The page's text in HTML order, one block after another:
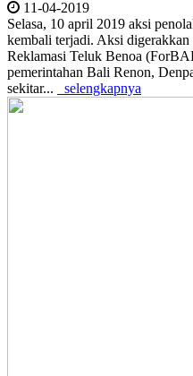
11-04-2019
Selasa, 10 april 2019 aksi
kembali terjadi. Aksi
Reklamasi Teluk Benoa
pemerintahan Bali Renon,
sekitar...
selengkapnya